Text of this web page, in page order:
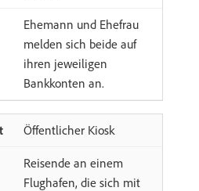
Ehemann und Ehefrau
melden sich beide auf
ihren jeweiligen
Bankkonten an.
Öffentlicher Kiosk
Reisende an einem
Flughafen, die sich mit